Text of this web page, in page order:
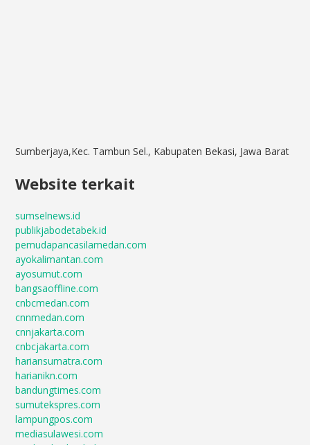
Sumberjaya,Kec. Tambun Sel., Kabupaten Bekasi, Jawa Barat
Website terkait
sumselnews.id
publikjabodetabek.id
pemudapancasilamedan.com
ayokalimantan.com
ayosumut.com
bangsaoffline.com
cnbcmedan.com
cnnmedan.com
cnnjakarta.com
cnbcjakarta.com
hariansumatra.com
harianikn.com
bandungtimes.com
sumutekspres.com
lampungpos.com
mediasulawesi.com